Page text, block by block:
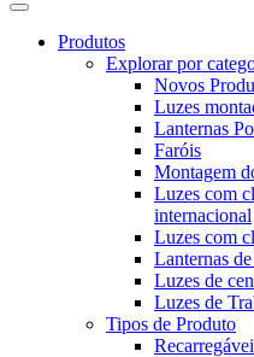
Produtos
Explorar por
Novos
Luzes
Lanternas
Faróis
Montagem
Luzes com
internacional
Luzes com
Lanternas
Luzes de
Luzes de
Tipos de Produto